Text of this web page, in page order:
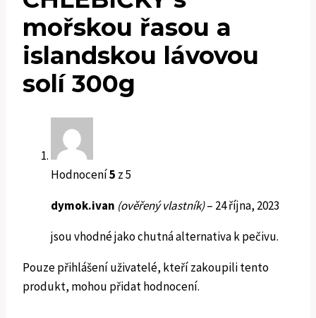
mořskou řasou a
islandskou lávovou
solí 300g
Hodnocení5 z 5
dymok.ivan (ověřený vlastník)– 24 října, 2023
jsou vhodné jako chutná alternativa k pečivu.
Pouze přihlášení uživatelé, kteří zakoupili tento
produkt, mohou přidat hodnocení.